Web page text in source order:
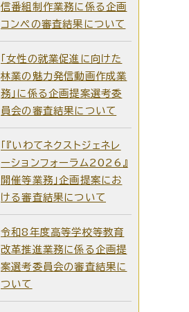
信番組制作業務に係る企画
コンペの審査結果について
「女性の就業促進に向けた
林業の魅力発信動画作成業
務」に係る企画提案選考委
員会の審査結果について
「『いわてネクストジェネレ
ーションフォーラム2026』
開催等業務」企画提案にお
ける審査結果について
令和8年度高等学校等教育
改革推進業務に係る企画提
案選考委員会の審査結果に
ついて